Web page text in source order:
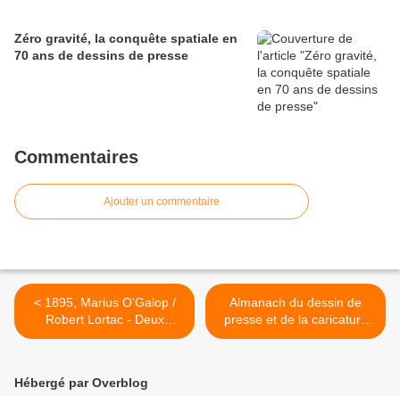
Zéro gravité, la conquête spatiale en
70 ans de dessins de presse
Commentaires
Ajouter un commentaire
< 1895, Marius O'Galop /
Robert Lortac - Deux
pionniers du cinéma
Almanach du dessin de
presse et de la caricature
2010 >
Hébergé par Overblog